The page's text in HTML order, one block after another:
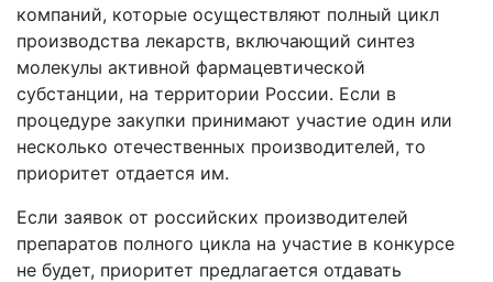
компаний, которые осуществляют полный цикл
производства лекарств, включающий синтез
молекулы активной фармацевтической
субстанции, на территории России. Если в
процедуре закупки принимают участие один или
несколько отечественных производителей, то
приоритет отдается им.
Если заявок от российских производителей
препаратов полного цикла на участие в конкурсе
не будет, приоритет предлагается отдавать